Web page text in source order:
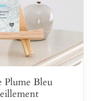
Plume Bleu